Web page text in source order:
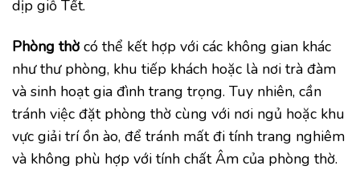
dịp giỗ Tết.
Phòng thờ có thể kết hợp với các không gian khác
như thư phòng, khu tiếp khách hoặc là nơi trà đàm
và sinh hoạt gia đình trang trọng. Tuy nhiên, cần
tránh việc đặt phòng thờ cùng với nơi ngủ hoặc khu
vực giải trí ồn ào, để tránh mất đi tính trang nghiêm
và không phù hợp với tính chất Âm của phòng thờ.